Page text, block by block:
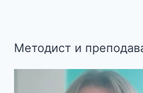
Методист и